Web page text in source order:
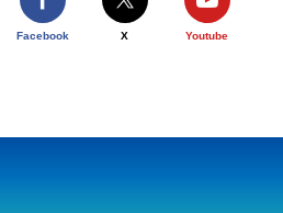
Facebook X Youtube